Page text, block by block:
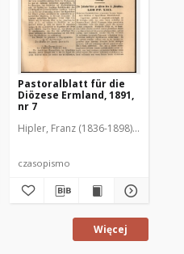
Pastoralblatt für die
Diözese Ermland, 1891,
nr 7
Hipler, Franz (1836-1898). Red.
czasopismo
Więcej